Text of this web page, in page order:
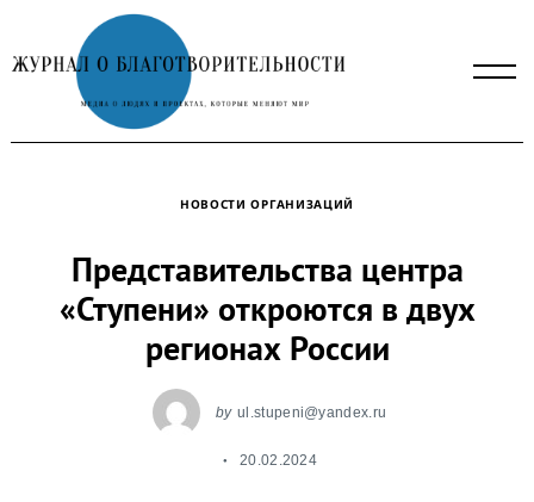
to
content
НОВОСТИ ОРГАНИЗАЦИЙ
Представительства центра
«Ступени» откроются в двух
регионах России
by ul.stupeni@yandex.ru
20.02.2024